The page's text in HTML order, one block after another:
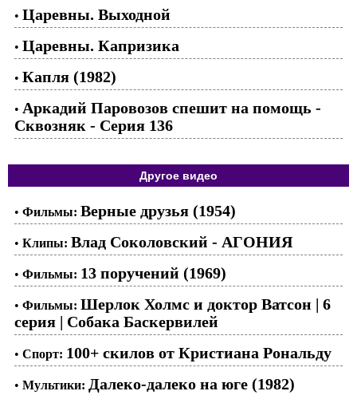
• Царевны. Выходной
• Царевны. Капризика
• Капля (1982)
• Аркадий Паровозов спешит на помощь -
Сквозняк - Серия 136
Другое видео
• Фильмы: Верные друзья (1954)
• Клипы: Влад Соколовский - АГОНИЯ
• Фильмы: 13 поручений (1969)
• Фильмы: Шерлок Холмс и доктор Ватсон | 6
серия | Собака Баскервилей
• Спорт: 100+ скилов от Кристиана Рональду
• Мультики: Далеко-далеко на юге (1982)